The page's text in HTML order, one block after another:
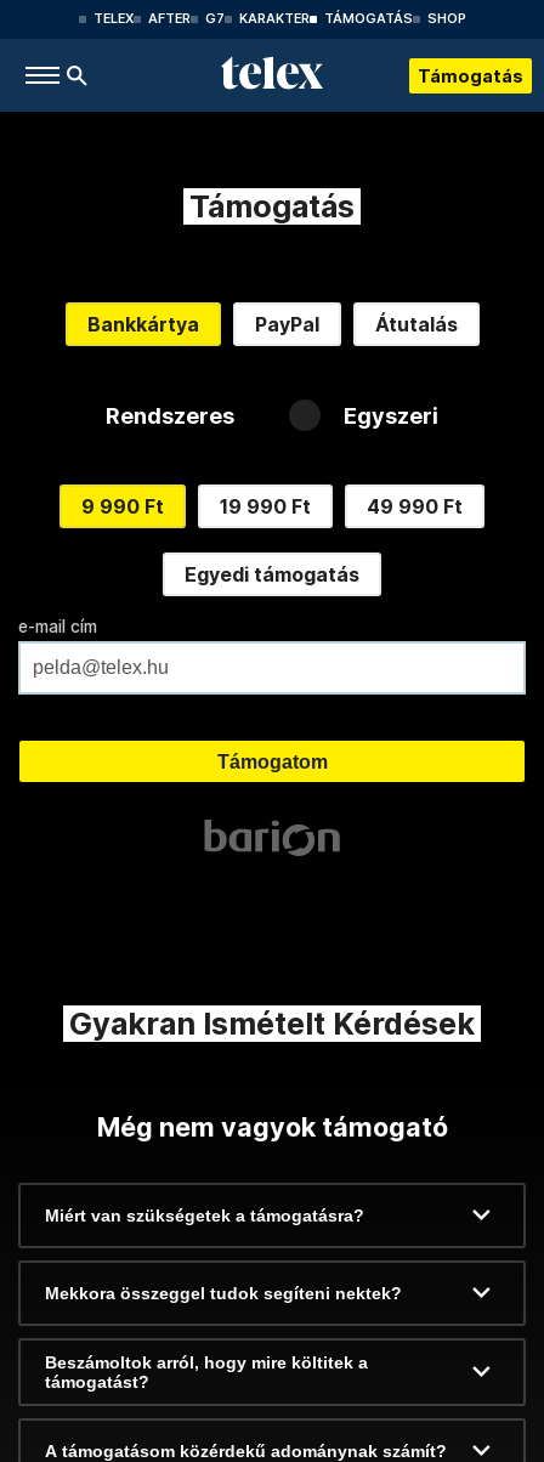
TELEX AFTER G7 KARAKTER TÁMOGATÁS SHOP
Támogatás
Támogatás
Bankkártya PayPal Átutalás
Rendszeres Egyszeri
9 990 Ft 19 990 Ft 49 990 Ft
Egyedi támogatás
e-mail cím
Gyakran Ismételt Kérdések
Még nem vagyok támogató
Miért van szükségetek a támogatásra?
Mekkora összeggel tudok segíteni nektek?
Beszámoltok arról, hogy mire költitek a
támogatást?
A támogatásom közérdekű adománynak számít?